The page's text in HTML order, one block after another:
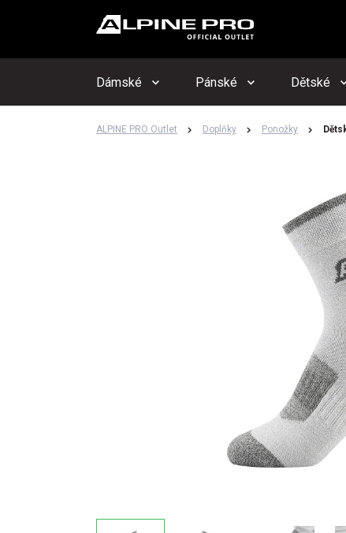
Dámské Pánské Dětské
ALPINE PRO Outlet Doplňky Ponožky